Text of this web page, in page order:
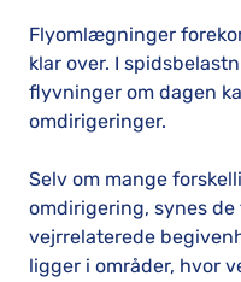
Flyomlægninger
klar over. I
flyvninger om dagen
omdirigeringer.
Selv om mange
omdirigering, synes
vejrrelaterede
ligger i områder, hvor